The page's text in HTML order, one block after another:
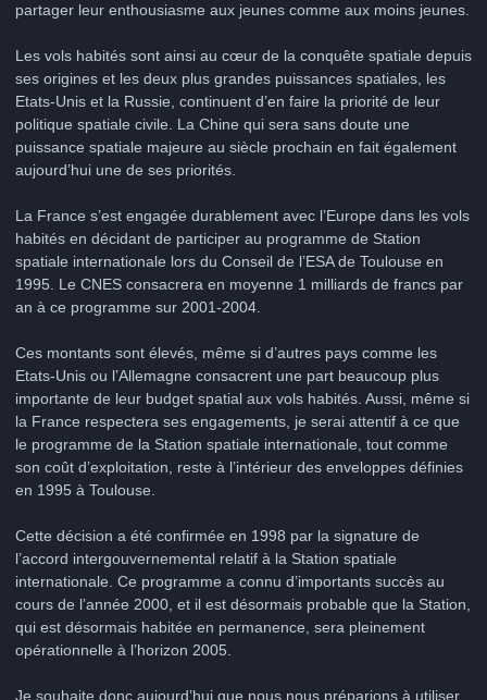
partager leur enthousiasme aux jeunes comme aux moins jeunes.
Les vols habités sont ainsi au cœur de la conquête spatiale depuis
ses origines et les deux plus grandes puissances spatiales, les
Etats-Unis et la Russie, continuent d’en faire la priorité de leur
politique spatiale civile. La Chine qui sera sans doute une
puissance spatiale majeure au siècle prochain en fait également
aujourd’hui une de ses priorités.
La France s’est engagée durablement avec l’Europe dans les vols
habités en décidant de participer au programme de Station
spatiale internationale lors du Conseil de l’ESA de Toulouse en
1995. Le CNES consacrera en moyenne 1 milliards de francs par
an à ce programme sur 2001-2004.
Ces montants sont élevés, même si d’autres pays comme les
Etats-Unis ou l’Allemagne consacrent une part beaucoup plus
importante de leur budget spatial aux vols habités. Aussi, même si
la France respectera ses engagements, je serai attentif à ce que
le programme de la Station spatiale internationale, tout comme
son coût d’exploitation, reste à l’intérieur des enveloppes définies
en 1995 à Toulouse.
Cette décision a été confirmée en 1998 par la signature de
l’accord intergouvernemental relatif à la Station spatiale
internationale. Ce programme a connu d’importants succès au
cours de l’année 2000, et il est désormais probable que la Station,
qui est désormais habitée en permanence, sera pleinement
opérationnelle à l’horizon 2005.
Je souhaite donc aujourd’hui que nous nous préparions à utiliser